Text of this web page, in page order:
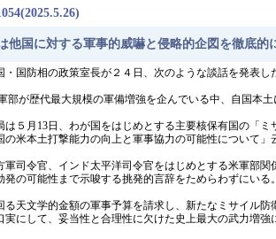
他国に対する軍事的威嚇と侵略的企図を徹底的
・国防相の政策室長が２４日、次のような談話を発表し
部が歴代最大規模の軍備増強を企んでいる中、自国本
は５月13日、わが国をはじめとする主要核保有国の「
の米本土打撃能力の向上と軍事協力の可能性について」
軍司令官、インド太平洋司令官をはじめとする米軍部
発の可能性まで示唆する挑発的言辞をためらわずにいる
る天文学的金額の軍事予算を請求し、新たなミサイル
実にして、妥当性と合理性に欠けた史上最大の武力増